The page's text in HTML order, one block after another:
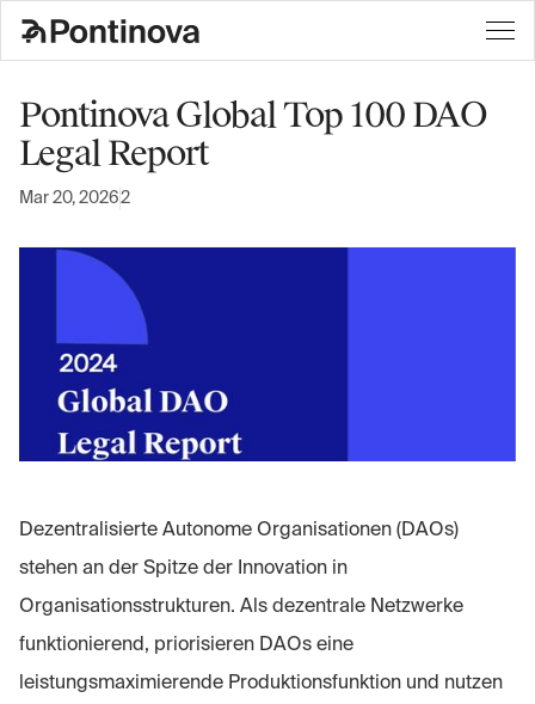
Pontinova Global Top 100 DAO
Legal Report
Mar 20, 20262
Dezentralisierte Autonome Organisationen (DAOs)
stehen an der Spitze der Innovation in
Organisationsstrukturen. Als dezentrale Netzwerke
funktionierend, priorisieren DAOs eine
leistungsmaximierende Produktionsfunktion und nutzen